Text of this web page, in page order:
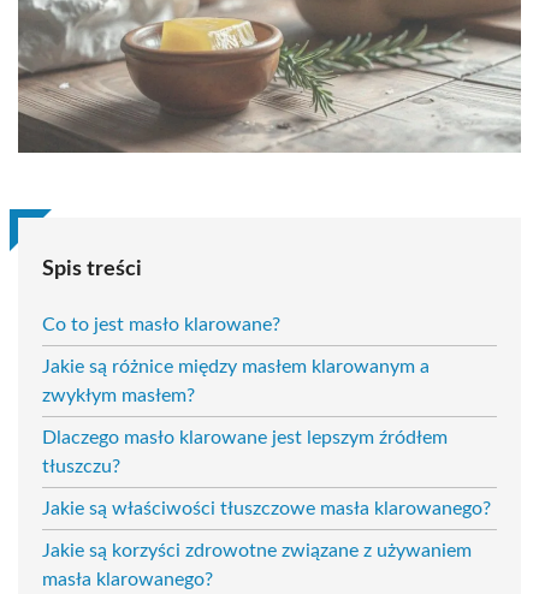
Spis treści
Co to jest masło klarowane?
Jakie są różnice między masłem klarowanym a
zwykłym masłem?
Dlaczego masło klarowane jest lepszym źródłem
tłuszczu?
Jakie są właściwości tłuszczowe masła klarowanego?
Jakie są korzyści zdrowotne związane z używaniem
masła klarowanego?